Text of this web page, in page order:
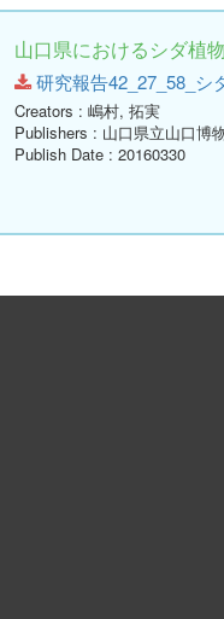
山口県におけるシダ植
研究報告42_27_58_シ
Creators : 嶋村, 拓実
Publishers : 山口県立山口博
Publish Date : 20160330